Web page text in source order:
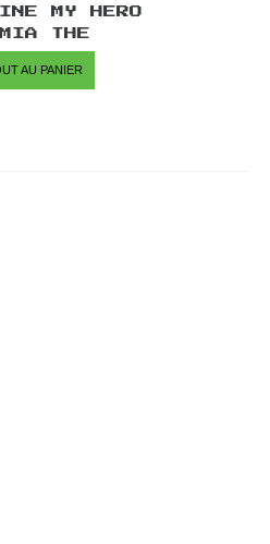
MY HERO
THE
-
AU PANIER